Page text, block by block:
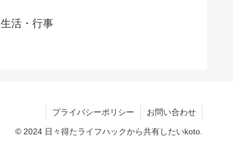
生活・行事
プライバシーポリシー お問い合わせ
© 2024 日々得たライフハックから共有したいkoto.